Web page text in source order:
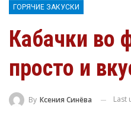
ГОРЯЧИЕ ЗАКУСКИ
Кабачки во
просто и
By Ксения Синёва Last